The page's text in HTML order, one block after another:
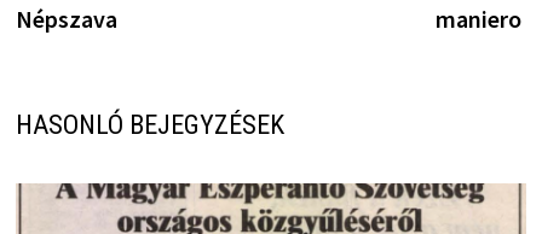
Népszava
maniero
HASONLÓ BEJEGYZÉSEK